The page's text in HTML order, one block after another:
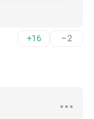
+16 –2